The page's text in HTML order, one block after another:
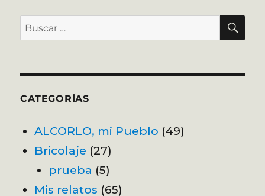
Buscar
por:
CATEGORÍAS
ALCORLO, mi Pueblo (49)
Bricolaje (27)
prueba (5)
Mis relatos (65)